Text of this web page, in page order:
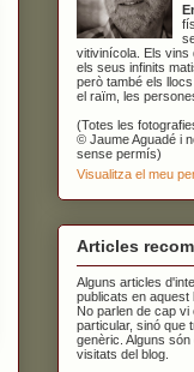
vitivinícola. Els vins
els seus infinits
però també els
el raïm, les
(Totes les
© Jaume Aguadé i
sense permís)
Visualitza el meu
Articles
Alguns articles
publicats en aquest
No parlen de cap vi
particular, sinó que
genèric. Alguns
visitats del blog.